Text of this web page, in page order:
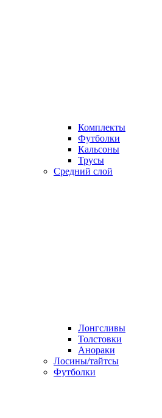
Комплекты
Футболки
Кальсоны
Трусы
Средний слой
Лонгсливы
Толстовки
Анораки
Лосины/тайтсы
Футболки